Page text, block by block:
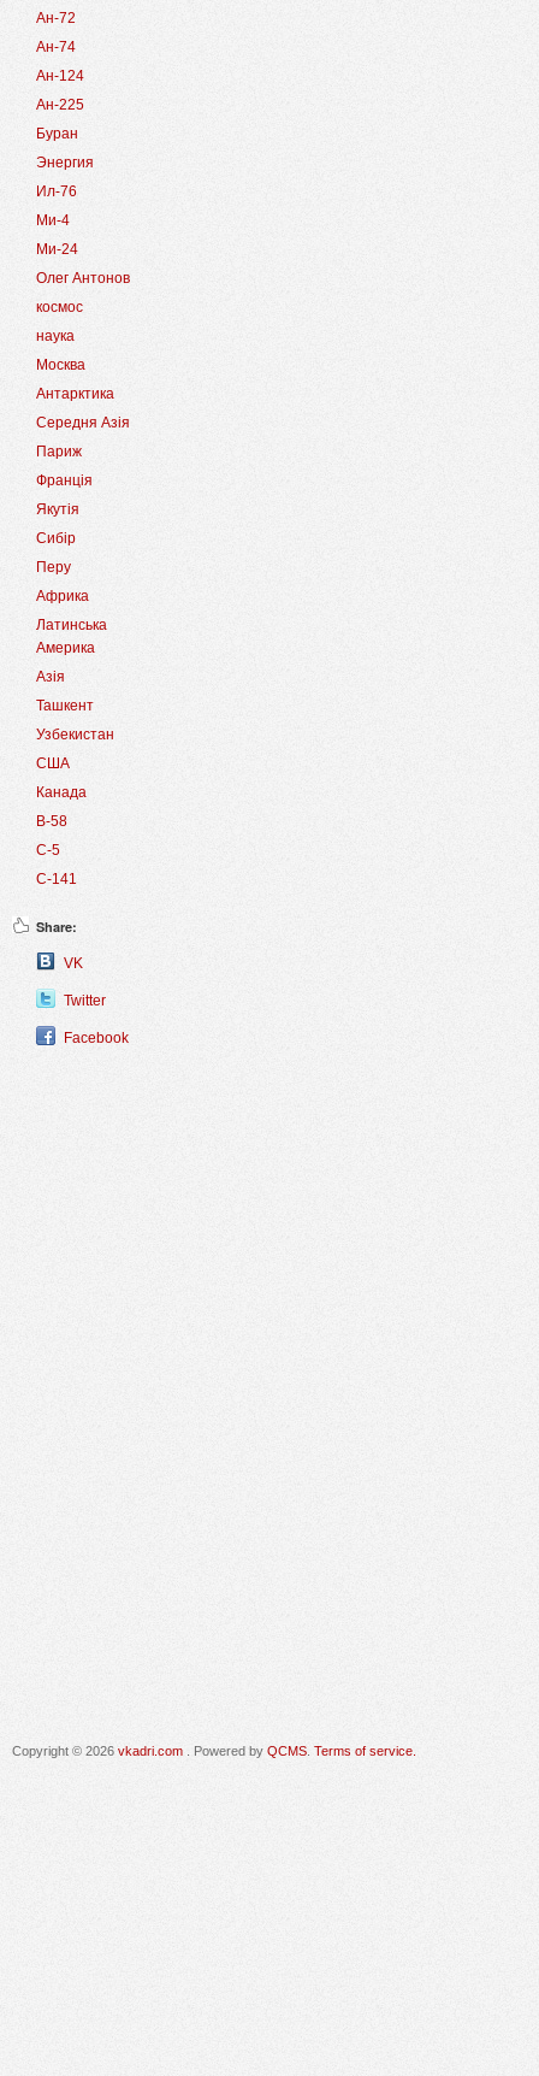
Ан-72
Ан-74
Ан-124
Ан-225
Буран
Энергия
Ил-76
Ми-4
Ми-24
Олег Антонов
космос
наука
Москва
Антарктика
Середня Азія
Париж
Франція
Якутія
Сибір
Перу
Африка
Латинська
Америка
Азія
Ташкент
Узбекистан
США
Канада
B-58
C-5
C-141
Share:
VK
Twitter
Facebook
Copyright © 2026 vkadri.com . Powered by QCMS Terms of service.